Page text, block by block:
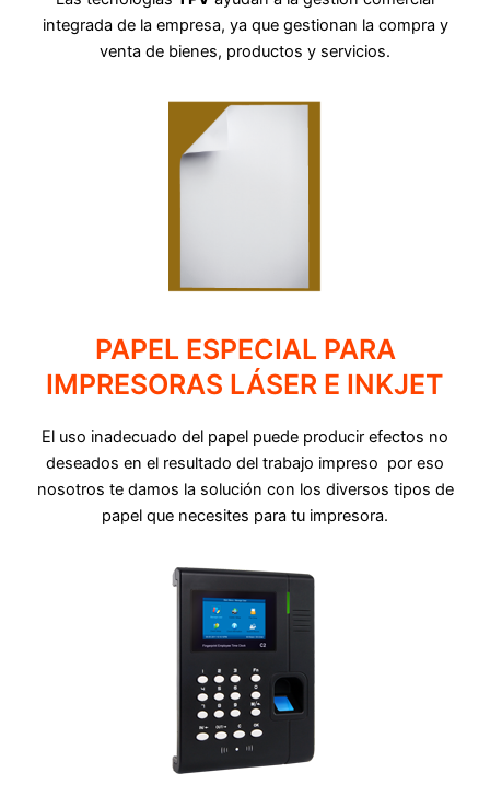
integrada de la empresa, ya que gestionan la compra y
venta de bienes, productos y servicios.
PAPEL ESPECIAL PARA
IMPRESORAS LÁSER E INKJET
El uso inadecuado del papel puede producir efectos no
deseados en el resultado del trabajo impreso por eso
nosotros te damos la solución con los diversos tipos de
papel que necesites para tu impresora.